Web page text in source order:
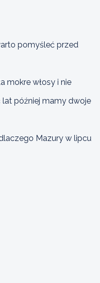
pomyśleć przed
mokre włosy i nie
lat później mamy dwoje
Mazury w lipcu